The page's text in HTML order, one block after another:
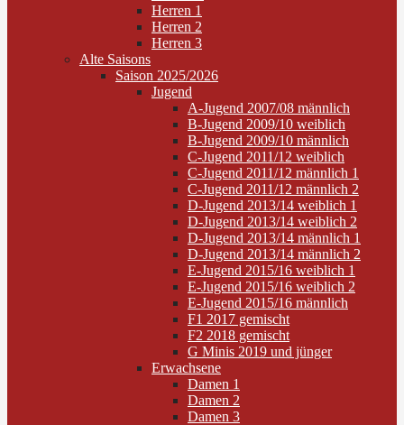
Herren 1
Herren 2
Herren 3
Alte Saisons
Saison 2025/2026
Jugend
A-Jugend 2007/08 männlich
B-Jugend 2009/10 weiblich
B-Jugend 2009/10 männlich
C-Jugend 2011/12 weiblich
C-Jugend 2011/12 männlich 1
C-Jugend 2011/12 männlich 2
D-Jugend 2013/14 weiblich 1
D-Jugend 2013/14 weiblich 2
D-Jugend 2013/14 männlich 1
D-Jugend 2013/14 männlich 2
E-Jugend 2015/16 weiblich 1
E-Jugend 2015/16 weiblich 2
E-Jugend 2015/16 männlich
F1 2017 gemischt
F2 2018 gemischt
G Minis 2019 und jünger
Erwachsene
Damen 1
Damen 2
Damen 3